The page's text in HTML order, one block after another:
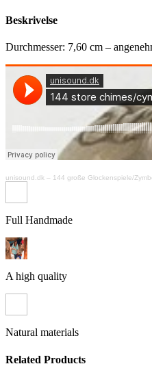
Beskrivelse
Durchmesser: 7,60 cm –
unisound.dk – 144 große Glockenspiele/
Full Handmade
A high quality
Natural materials
Related Products